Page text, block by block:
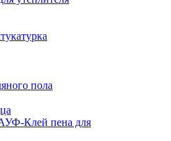
пола
Клей пена для